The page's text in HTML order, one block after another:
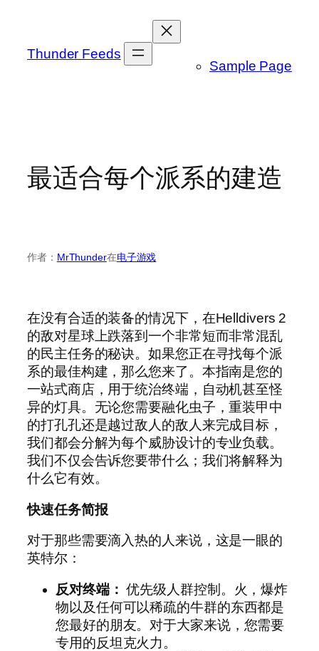
Thunder Feeds
Sample Page
最适合每个派系的建造
作者： MrThunder在电子游戏
在没有合适的装备的情况下，在Helldivers 2
的敌对星球上跌落到一个非常短而非常混乱
的民主任务的秘诀。如果您正在寻找每个派
系的最佳构建，那么您来了。本指南是您的
一站式商店，用于统治终端，自动机甚至怪
异的灯具。无论您需要融化虫子，重装甲中
的打孔孔还是越过敌人的敌人来完成目标，
我们都会分解为每个威胁设计的专业负载。
我们不仅会告诉您要带什么；我们将解释为
什么它有效。
快速任务简报
对于那些需要滴入热的人来说，这是一眼的
英特尔：
反对终端： 优先级人群控制。火，爆炸
物以及任何可以稀疏的牛群的东西都是
您最好的朋友。对于大家来说，您需要
专用的反坦克火力。